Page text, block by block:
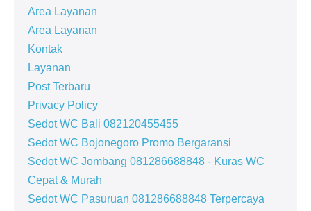
Area Layanan
Area Layanan
Kontak
Layanan
Post Terbaru
Privacy Policy
Sedot WC Bali 082120455455
Sedot WC Bojonegoro Promo Bergaransi
Sedot WC Jombang 081286688848 - Kuras WC
Cepat & Murah
Sedot WC Pasuruan 081286688848 Terpercaya